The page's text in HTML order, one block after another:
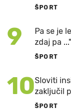
ŠPORT
9
Pa se je
zdaj pa ..."
ŠPORT
10Sloviti
zaključil
ŠPORT